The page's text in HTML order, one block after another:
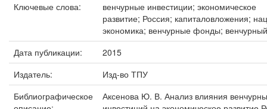
Ключевые слова:
венчурные инвестиции; экономическое
развитие; Россия; капиталовложения;
экономика; венчурные фонды;
Дата публикации:
2015
Издатель:
Изд-во ТПУ
Библиографическое
Аксенова Ю. В. Анализ влияния